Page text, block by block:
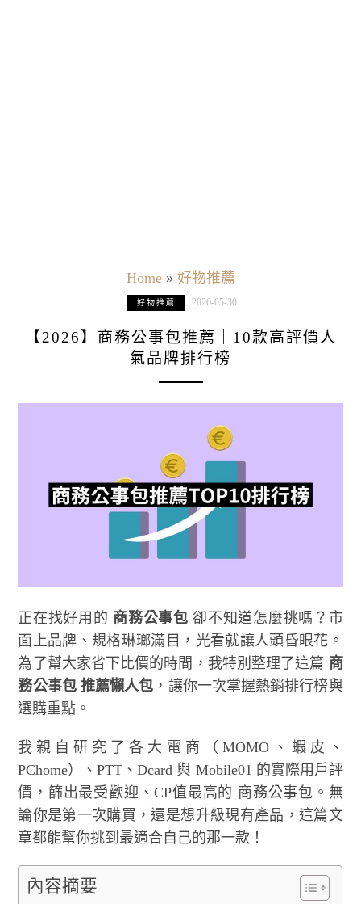
Home» 好物推薦
好物推薦 2026-05-30
【2026】商務公事包推薦｜10款高評價人
氣品牌排行榜
正在找好用的 商務公事包 卻不知道怎麼挑嗎？市
面上品牌、規格琳瑯滿目，光看就讓人頭昏眼花。
為了幫大家省下比價的時間，我特別整理了這篇 商
務公事包 推薦懶人包 ，讓你一次掌握熱銷排行榜與
選購重點。
我親自研究了各大電商（MOMO、蝦皮、
PChome）、PTT、Dcard 與 Mobile01 的實際用戶評
價，篩出最受歡迎、CP值最高的 商務公事包。無
論你是第一次購買，還是想升級現有產品，這篇文
章都能幫你挑到最適合自己的那一款！
內容摘要